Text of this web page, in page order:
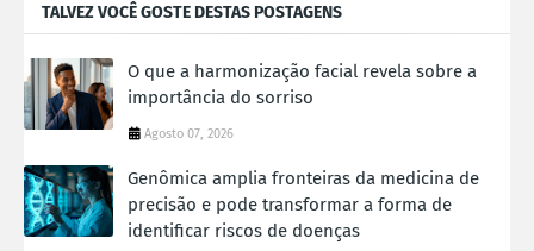
TALVEZ VOCÊ GOSTE DESTAS POSTAGENS
O que a harmonização facial revela sobre a
importância do sorriso
Agosto 07, 2026
Genômica amplia fronteiras da medicina de
precisão e pode transformar a forma de
identificar riscos de doenças